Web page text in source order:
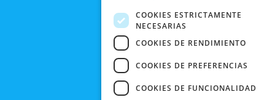
FRIDAY
CONTACTO
COOKIES ESTRICTAMENTE
NECESARIAS
COOKIES DE RENDIMIENTO
COOKIES DE PREFERENCIAS
COOKIES DE FUNCIONALIDAD